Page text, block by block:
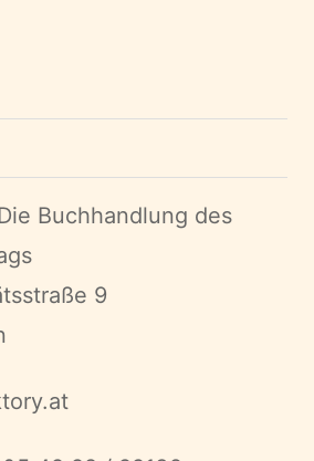
Buchhandlung des
9